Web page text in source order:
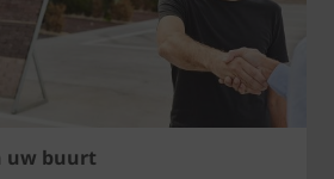
uw buurt